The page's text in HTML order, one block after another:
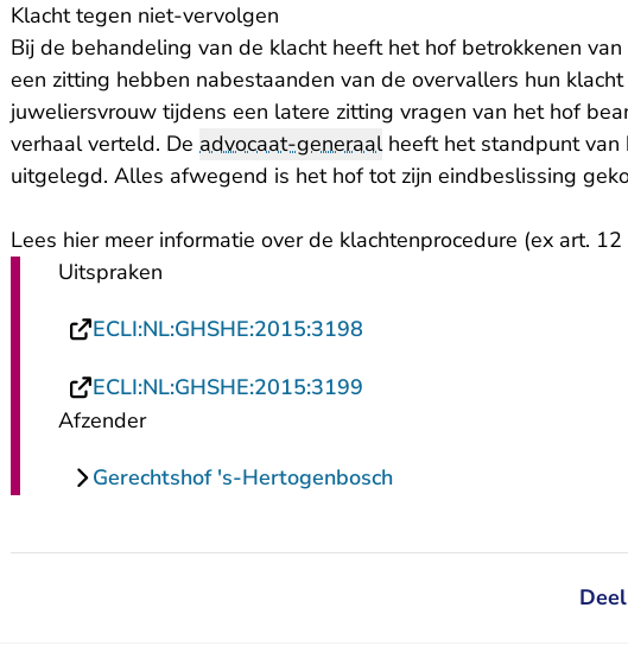
Klacht tegen niet-vervolgen
Bij de behandeling van de klacht heeft het hof betrokkenen
een zitting hebben nabestaanden van de overvallers hun
juweliersvrouw tijdens een latere zitting vragen van het hof
verhaal verteld. De advocaat-generaalheeft het standpunt van
uitgelegd. Alles afwegend is het hof tot zijn eindbeslissing
Lees hier meer informatie over de klachtenprocedure (ex art. 12
Uitspraken
ECLI:NL:GHSHE:2015:3198
ECLI:NL:GHSHE:2015:3199
Afzender
Gerechtshof 's-Hertogenbosch